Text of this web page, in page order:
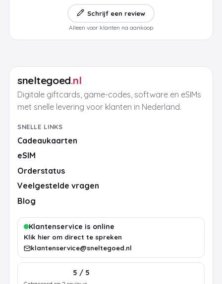
Schrijf een review
Alleen voor klanten na aankoop
sneltegoed.nl
Digitale giftcards, game-codes, software en eSIMs
met snelle levering voor klanten in Nederland.
SNELLE LINKS
Cadeaukaarten
eSIM
Orderstatus
Veelgestelde vragen
Blog
Klantenservice is online
Klik hier om direct te spreken
klantenservice@sneltegoed.nl
5 / 5